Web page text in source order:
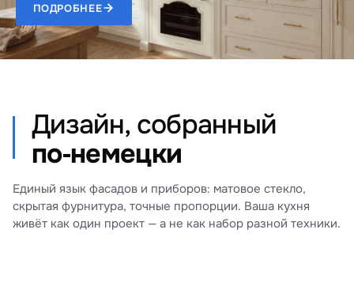
ПОДРОБНЕЕ
Дизайн, собранный
по‑немецки
Единый язык фасадов и приборов: матовое стекло,
скрытая фурнитура, точные пропорции. Ваша кухня
живёт как один проект — а не как набор разной техники.